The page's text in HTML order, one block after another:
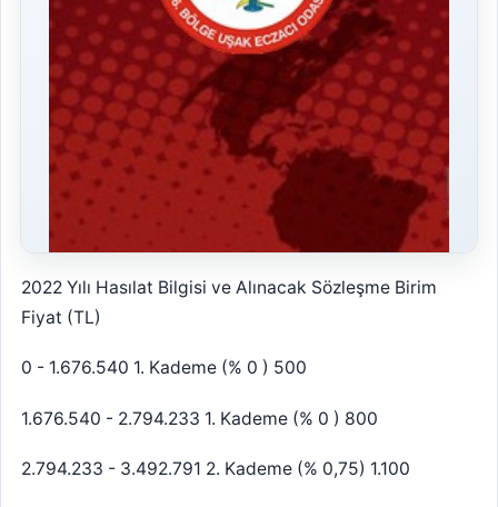
2022 Yılı Hasılat Bilgisi ve Alınacak Sözleşme Birim
Fiyat (TL)
0 - 1.676.540 1. Kademe (% 0 ) 500
1.676.540 - 2.794.233 1. Kademe (% 0 ) 800
2.794.233 - 3.492.791 2. Kademe (% 0,75) 1.100